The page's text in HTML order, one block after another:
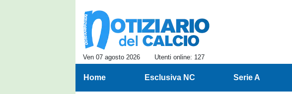
Ven 07 agosto 2026 Utenti online: 127
Home Esclusiva NC Serie A